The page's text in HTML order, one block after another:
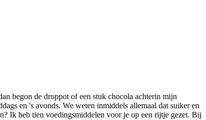
begon de droppot of een stuk chocola achterin mijn
en 's avonds. We weten inmiddels allemaal dat suiker en
Ik heb tien voedingsmiddelen voor je op een rijtje gezet. Bij